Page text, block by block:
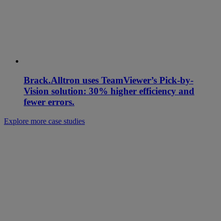
Brack.Alltron uses TeamViewer’s Pick-by-
Vision solution: 30% higher efficiency and
fewer errors.
Explore more case studies